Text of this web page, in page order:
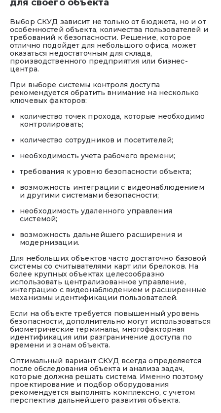
для своего объекта
Выбор СКУД зависит не только от бюджета, но и от
особенностей объекта, количества пользователей и
требований к безопасности. Решение, которое
отлично подойдет для небольшого офиса, может
оказаться недостаточным для склада,
производственного предприятия или бизнес-
центра.
При выборе системы контроля доступа
рекомендуется обратить внимание на несколько
ключевых факторов:
количество точек прохода, которые необходимо
контролировать;
количество сотрудников и посетителей;
необходимость учета рабочего времени;
требования к уровню безопасности объекта;
возможность интеграции с видеонаблюдением
и другими системами безопасности;
необходимость удаленного управления
системой;
возможность дальнейшего расширения и
модернизации.
Для небольших объектов часто достаточно базовой
системы со считывателями карт или брелоков. На
более крупных объектах целесообразно
использовать централизованное управление,
интеграцию с видеонаблюдением и расширенные
механизмы идентификации пользователей.
Если на объекте требуется повышенный уровень
безопасности, дополнительно могут использоваться
биометрические терминалы, многофакторная
идентификация или разграничение доступа по
времени и зонам объекта.
Оптимальный вариант СКУД всегда определяется
после обследования объекта и анализа задач,
которые должна решать система. Именно поэтому
проектирование и подбор оборудования
рекомендуется выполнять комплексно, с учетом
перспектив дальнейшего развития объекта.